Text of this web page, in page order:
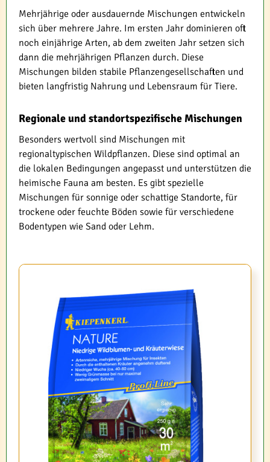
Mehrjährige oder ausdauernde Mischungen entwickeln
sich über mehrere Jahre. Im ersten Jahr dominieren oft
noch einjährige Arten, ab dem zweiten Jahr setzen sich
dann die mehrjährigen Pflanzen durch. Diese
Mischungen bilden stabile Pflanzengesellschaften und
bieten langfristig Nahrung und Lebensraum für Tiere.
Regionale und standortspezifische Mischungen
Besonders wertvoll sind Mischungen mit
regionaltypischen Wildpflanzen. Diese sind optimal an
die lokalen Bedingungen angepasst und unterstützen die
heimische Fauna am besten. Es gibt spezielle
Mischungen für sonnige oder schattige Standorte, für
trockene oder feuchte Böden sowie für verschiedene
Bodentypen wie Sand oder Lehm.